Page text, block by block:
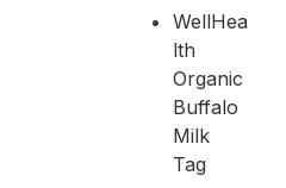
WellHea
Lth
Organic
Buffalo
Milk
Tag